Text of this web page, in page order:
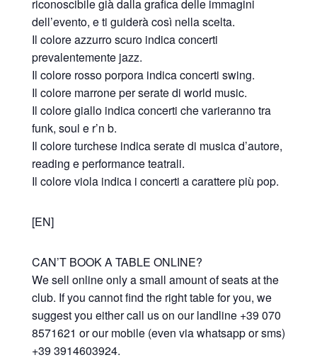
riconoscibile già dalla grafica delle immagini
dell’evento, e ti guiderà così nella scelta.
Il colore azzurro scuro indica concerti
prevalentemente jazz.
Il colore rosso porpora indica concerti swing.
Il colore marrone per serate di world music.
Il colore giallo indica concerti che varieranno tra
funk, soul e r’n b.
Il colore turchese indica serate di musica d’autore,
reading e performance teatrali.
Il colore viola indica i concerti a carattere più pop.
[EN]
CAN’T BOOK A TABLE ONLINE?
We sell online only a small amount of seats at the
club. If you cannot find the right table for you, we
suggest you either call us on our landline +39 070
8571621 or our mobile (even via whatsapp or sms)
+39 3914603924.